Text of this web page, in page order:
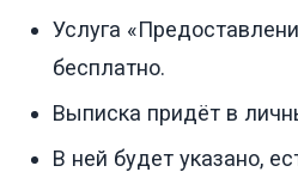
Услуга
бесплатно.
Выписка придёт в
В ней будет указано,